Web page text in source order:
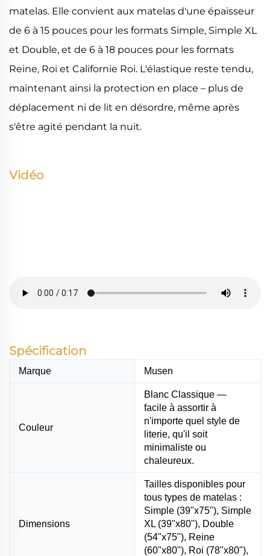
matelas. Elle convient aux matelas d'une épaisseur
de 6 à 15 pouces pour les formats Simple, Simple XL
et Double, et de 6 à 18 pouces pour les formats
Reine, Roi et Californie Roi. L'élastique reste tendu,
maintenant ainsi la protection en place – plus de
déplacement ni de lit en désordre, même après
s'être agité pendant la nuit.
Vidéo
Spécification
Marque Musen
Couleur
Blanc Classique —
facile à assortir à
n'importe quel style de
literie, qu'il soit
minimaliste ou
chaleureux.
Dimensions
Tailles disponibles pour
tous types de matelas :
Simple (39"x75"), Simple
XL (39"x80"), Double
(54"x75"), Reine
(60"x80"), Roi (78"x80"),